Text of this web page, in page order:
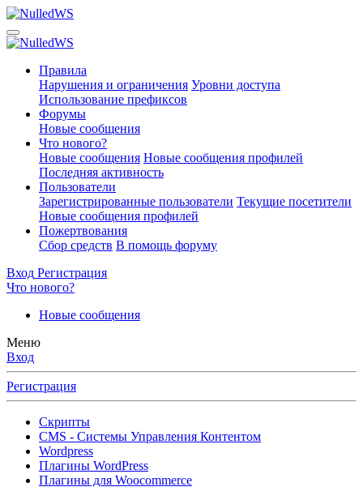
Правила
Нарушения и ограничения Уровни доступа
Использование префиксов
Форумы
Новые сообщения
Что нового?
Новые сообщения Новые сообщения профилей
Последняя активность
Пользователи
Зарегистрированные пользователи Текущие посетители
Новые сообщения профилей
Пожертвования
Сбор средств В помощь форуму
Вход Регистрация
Что нового?
Новые сообщения
Меню
Вход
Регистрация
Скрипты
CMS - Системы Управления Контентом
Wordpress
Плагины WordPress
Плагины для Woocommerce